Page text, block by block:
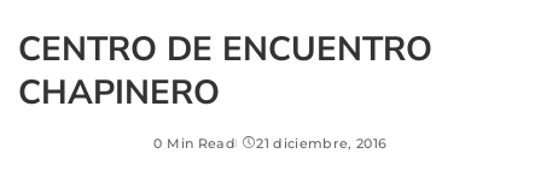
CENTRO DE ENCUENTRO
CHAPINERO
0 Min Read 21 diciembre, 2016